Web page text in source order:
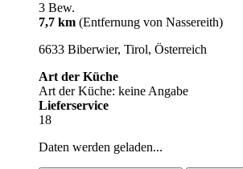
3 Bew.
7,7 km (Entfernung von Nassereith)
6633 Biberwier, Tirol, Österreich
Art der Küche
Art der Küche: keine Angabe
Lieferservice
18
Daten werden geladen...